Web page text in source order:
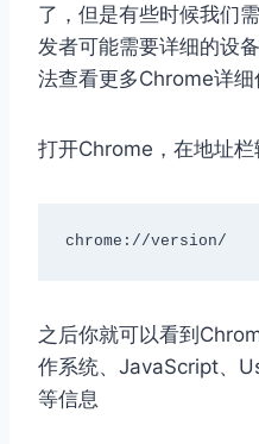
了，但是有些时候我们
发者可能需要详细的设
法查看更多Chrome详细
打开Chrome，在地址
chrome://version/
之后你就可以看到
作系统、JavaScript、
等信息